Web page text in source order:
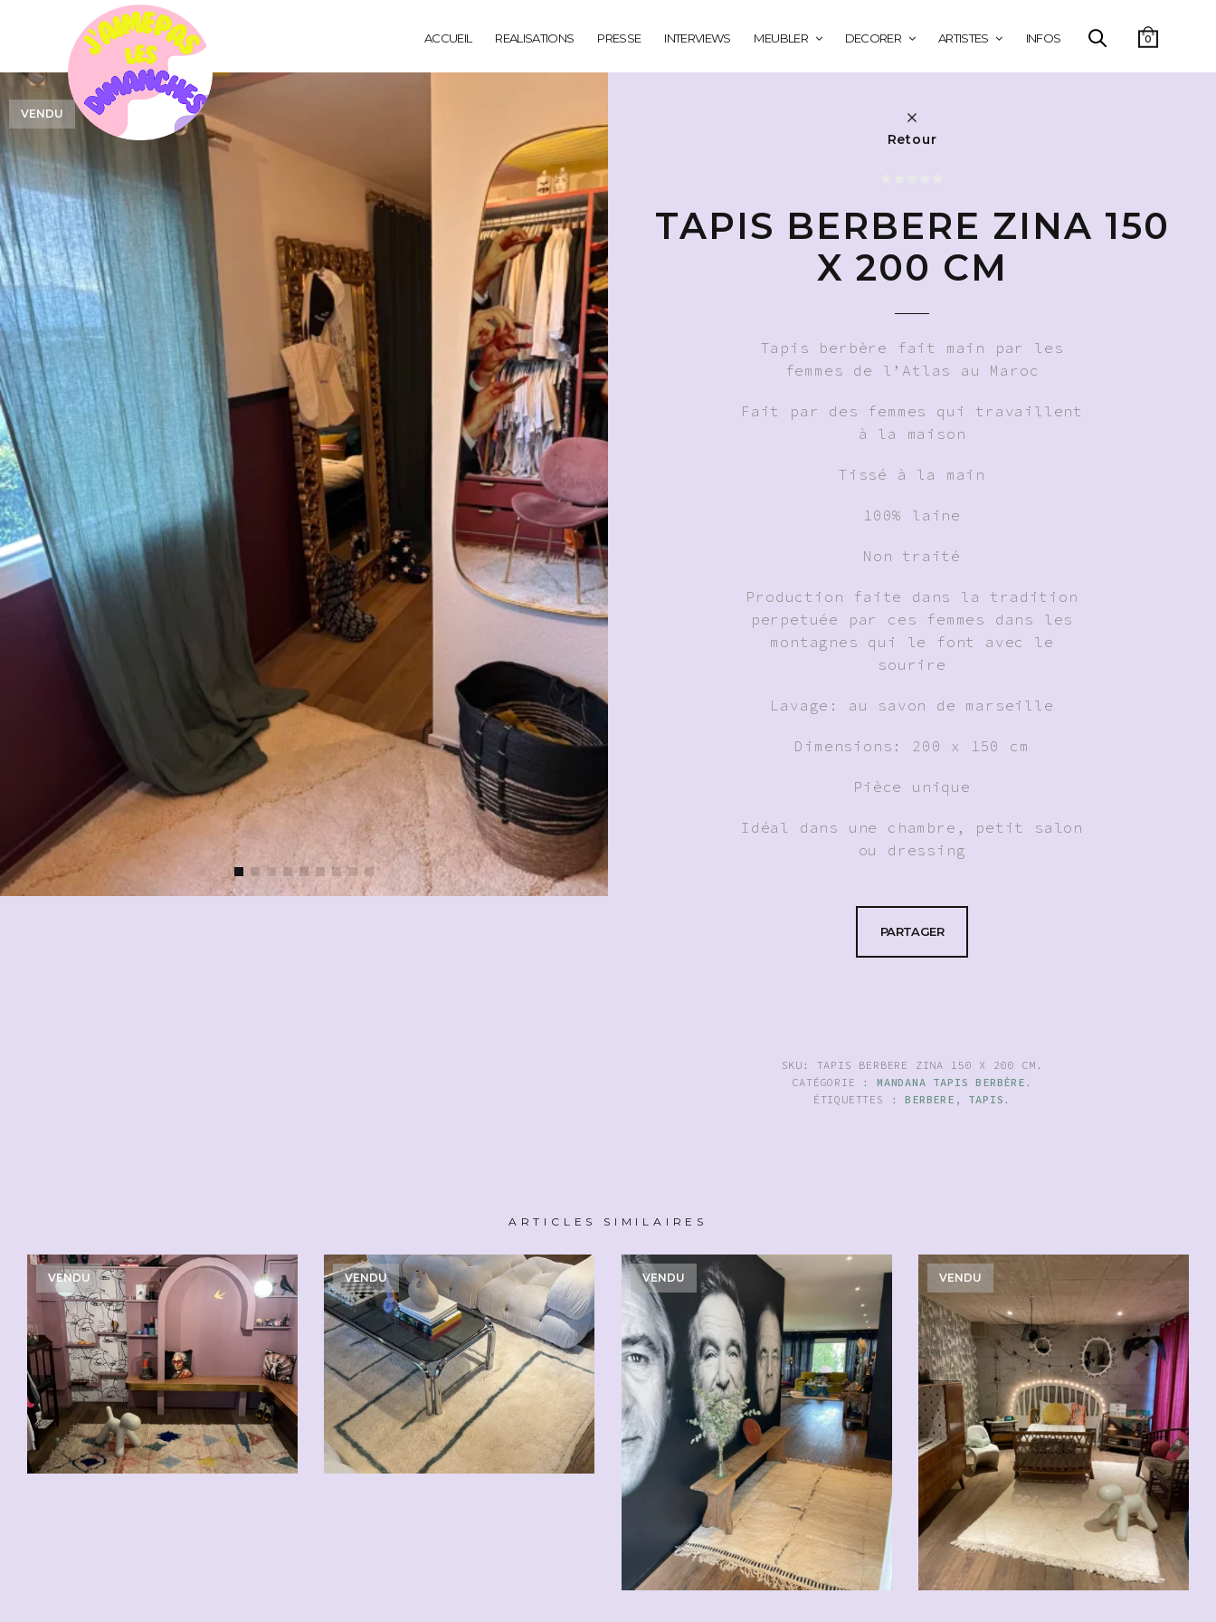
ACCUEIL REALISATIONS PRESSE INTERVIEWS MEUBLER DECORER ARTISTES INFOS 0
VENDU
Retour
TAPIS BERBERE ZINA 150
X 200 CM
Tapis berbère fait main par les
femmes de l’Atlas au Maroc
Fait par des femmes qui travaillent
à la maison
Tissé à la main
100% laine
Non traité
Production faite dans la tradition
perpetuée par ces femmes dans les
montagnes qui le font avec le
sourire
Lavage: au savon de marseille
Dimensions: 200 x 150 cm
Pièce unique
Idéal dans une chambre, petit salon
ou dressing
PARTAGER
SKU: TAPIS BERBERE ZINA 150 X 200 CM .
CATÉGORIE : MANDANA TAPIS BERBÈRE .
ÉTIQUETTES :BERBERE , TAPIS .
ARTICLES SIMILAIRES
VENDU VENDU VENDU VENDU